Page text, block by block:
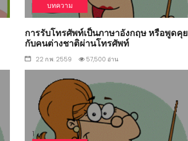
บทความ
การรับโทรศัพท์เป็นภาษาอังกฤษ หรือพูดคุย
กับคนต่างชาติผ่านโทรศัพท์
22 ก.พ. 2559 57,500 อ่าน
1